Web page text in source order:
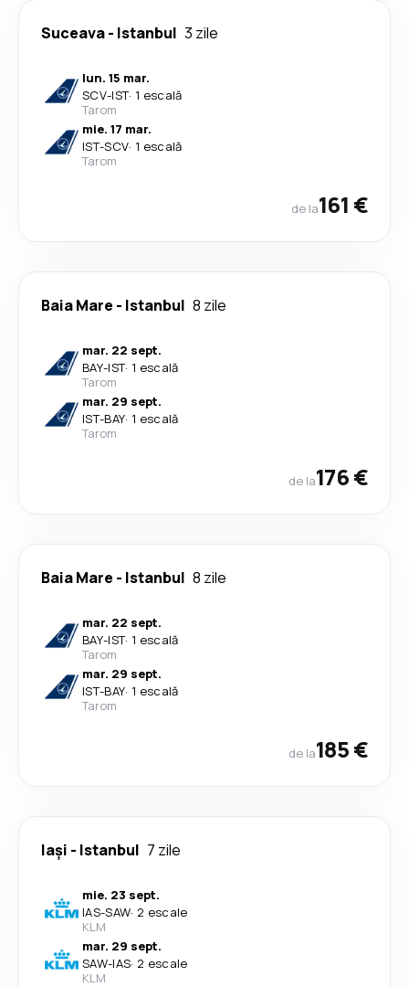
Suceava- Istanbul 3 zile
lun. 15 mar.
SCV-IST· 1 escală
Tarom
mie. 17 mar.
IST-SCV· 1 escală
Tarom
de la161 €
Baia Mare - Istanbul 8 zile
mar. 22 sept.
BAY-IST· 1 escală
Tarom
mar. 29 sept.
IST-BAY· 1 escală
Tarom
de la176 €
Baia Mare - Istanbul 8 zile
mar. 22 sept.
BAY-IST· 1 escală
Tarom
mar. 29 sept.
IST-BAY· 1 escală
Tarom
de la185 €
Iași - Istanbul 7 zile
mie. 23 sept.
IAS-SAW· 2 escale
KLM
mar. 29 sept.
SAW-IAS· 2 escale
KLM